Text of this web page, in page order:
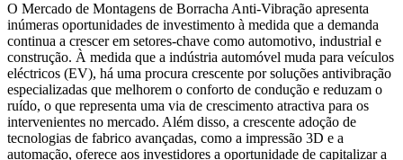
O Mercado de Montagens de Borracha Anti-Vibração apresenta
inúmeras oportunidades de investimento à medida que a demanda
continua a crescer em setores-chave como automotivo, industrial e
construção. À medida que a indústria automóvel muda para veículos
eléctricos (EV), há uma procura crescente por soluções antivibração
especializadas que melhorem o conforto de condução e reduzam o
ruído, o que representa uma via de crescimento atractiva para os
intervenientes no mercado. Além disso, a crescente adoção de
tecnologias de fabrico avançadas, como a impressão 3D e a
automação, oferece aos investidores a oportunidade de capitalizar a